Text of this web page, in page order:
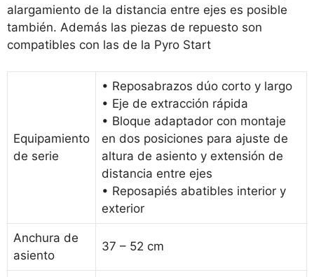
alargamiento de la distancia entre ejes es posible
también. Además las piezas de repuesto son
compatibles con las de la Pyro Start
Equipamiento
de serie
• Reposabrazos dúo corto y largo
• Eje de extracción rápida
• Bloque adaptador con montaje
en dos posiciones para ajuste de
altura de asiento y extensión de
distancia entre ejes
• Reposapiés abatibles interior y
exterior
Anchura de
asiento
37 – 52 cm